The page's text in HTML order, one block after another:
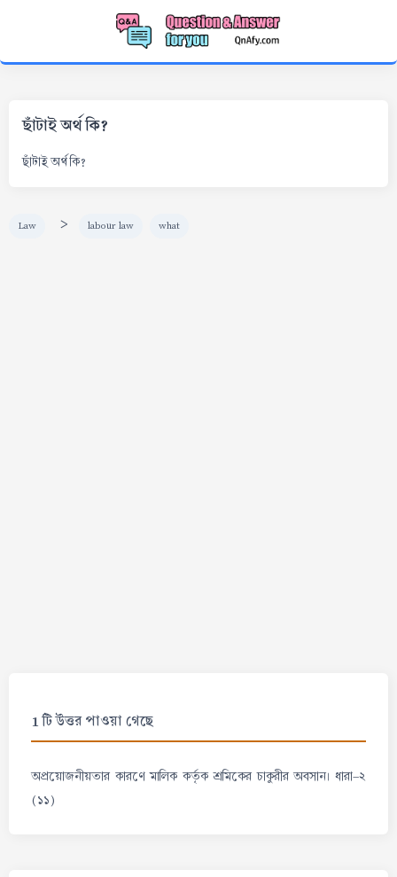
ছাঁটাই অর্থ কি?
ছাঁটাই অর্থ কি?
Law > labour law what
1 টি উত্তর পাওয়া গেছে
অপ্রয়োজনীয়তার কারণে মালিক কর্তৃক শ্রমিকের চাকুরীর অবসান। ধারা-২
(১১)